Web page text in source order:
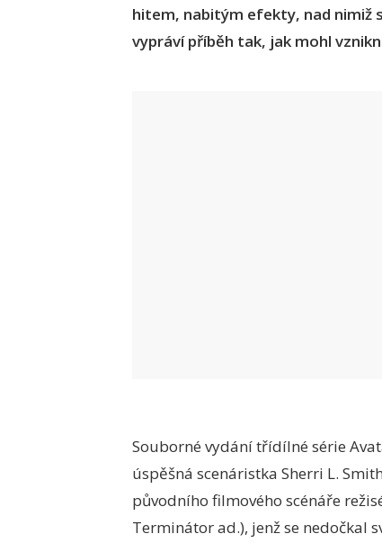
hitem, nabitým efekty, nad nimiž
vypráví příběh tak, jak mohl
Souborné vydání třídílné série
úspěšná scenáristka Sherri L.
původního filmového scénáře
Terminátor ad.), jenž se nedočkal